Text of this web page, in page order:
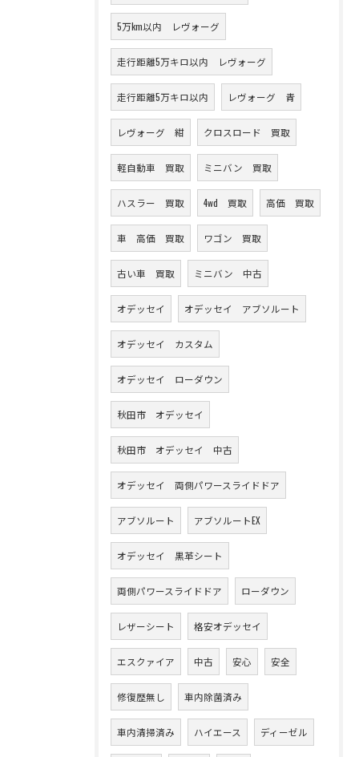
5万km以内 レヴォーグ
走行距離5万キロ以内 レヴォーグ
走行距離5万キロ以内 レヴォーグ 青
レヴォーグ 紺 クロスロード 買取
軽自動車 買取 ミニバン 買取
ハスラー 買取 4wd 買取 高価 買取
車 高価 買取 ワゴン 買取
古い車 買取 ミニバン 中古
オデッセイ オデッセイ アブソルート
オデッセイ カスタム
オデッセイ ローダウン
秋田市 オデッセイ
秋田市 オデッセイ 中古
オデッセイ 両側パワースライドドア
アブソルート アブソルートEX
オデッセイ 黒革シート
両側パワースライドドア ローダウン
レザーシート 格安オデッセイ
エスクァイア 中古 安心 安全
修復歴無し 車内除菌済み
車内清掃済み ハイエース ディーゼル